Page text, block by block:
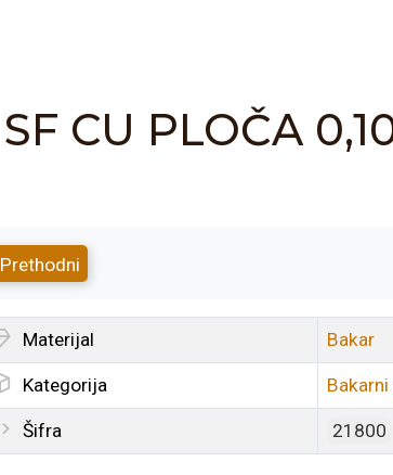
SF CU PLOČA
Prethodni
Materijal Bakar
Kategorija
Šifra 21800